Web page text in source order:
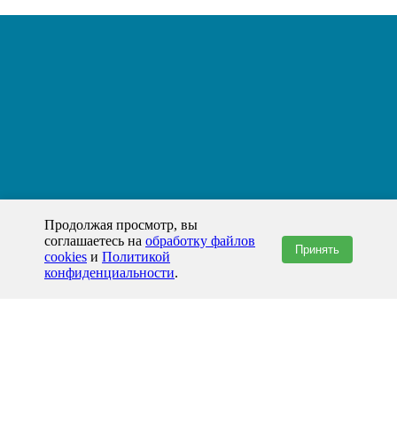
Продолжая просмотр, вы
соглашаетесь на обработку файлов
cookies и Политикой
конфиденциальности.
Принять